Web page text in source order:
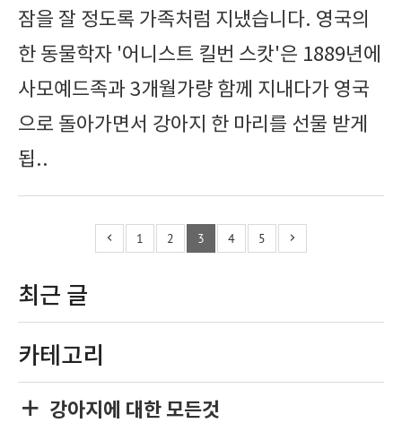
잠을 잘 정도록 가족처럼 지냈습니다. 영국의
한 동물학자 '어니스트 킬번 스캇'은 1889년에
사모예드족과 3개월가량 함께 지내다가 영국
으로 돌아가면서 강아지 한 마리를 선물 받게
됩..
1 2 3 4 5
최근 글
카테고리
강아지에 대한 모든것